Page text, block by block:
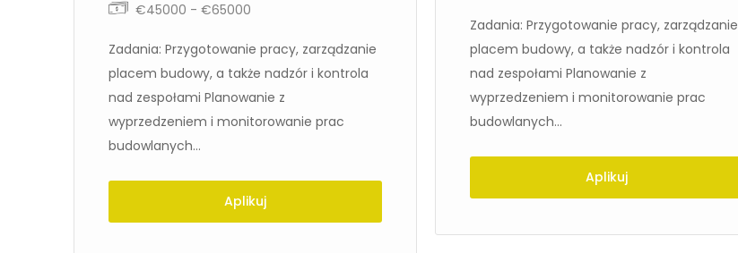
€45000 - €65000
Zadania: Przygotowanie pracy, zarządzanie
placem budowy, a także nadzór i kontrola
nad zespołami Planowanie z
wyprzedzeniem i monitorowanie prac
budowlanych...
Aplikuj
Zadania: Przygotowanie pracy, zarządzanie
placem budowy, a także nadzór i kontrola
nad zespołami Planowanie z
wyprzedzeniem i monitorowanie prac
budowlanych...
Aplikuj